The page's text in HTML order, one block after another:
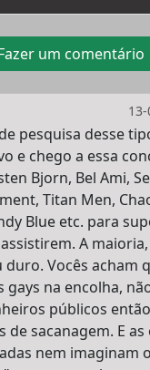
um comentário
pesquisa desse
e chego a essa
Bjorn, Bel Ami,
Titan Men,
Blue etc. para
A
Vocês acham
na encolha,
públicos
de sacanagem. E as
nem imaginam